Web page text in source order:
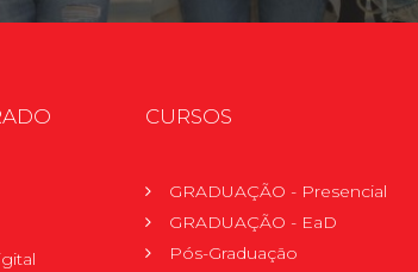
CURSOS
GRADUAÇÃO - Presencial
GRADUAÇÃO - EaD
Pós-Graduação